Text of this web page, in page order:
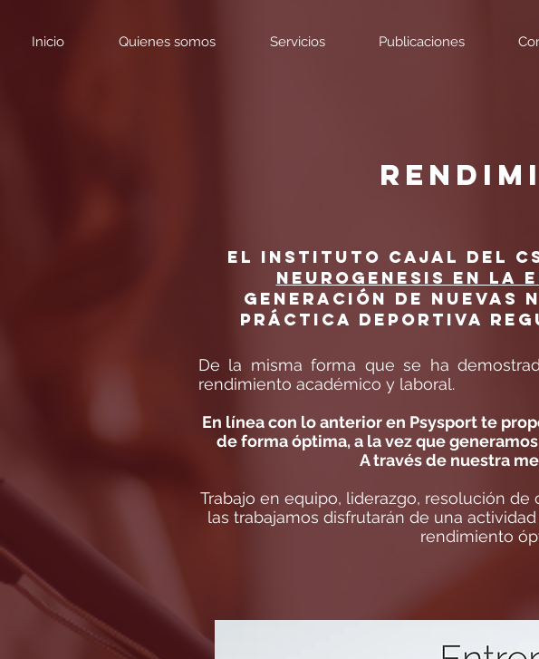
Inicio Quienes somos Servicios Publicaciones
El Instituto Cajal del
Neurogenesis en la
generación de nuevas
práctica deportiva
De la misma forma que se ha
rendimiento académico y laboral.
En línea con lo anterior en Psysport te
de forma óptima, a la vez que
A través de nuestra
Trabajo en equipo, liderazgo, resolución
las trabajamos disfrutarán de una
rendimiento